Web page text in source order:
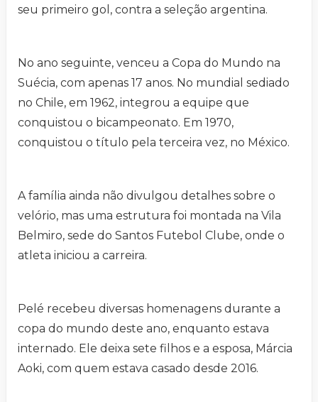
seu primeiro gol, contra a seleção argentina.
No ano seguinte, venceu a Copa do Mundo na
Suécia, com apenas 17 anos. No mundial sediado
no Chile, em 1962, integrou a equipe que
conquistou o bicampeonato. Em 1970,
conquistou o título pela terceira vez, no México.
A família ainda não divulgou detalhes sobre o
velório, mas uma estrutura foi montada na Vila
Belmiro, sede do Santos Futebol Clube, onde o
atleta iniciou a carreira.
Pelé recebeu diversas homenagens durante a
copa do mundo deste ano, enquanto estava
internado. Ele deixa sete filhos e a esposa, Márcia
Aoki, com quem estava casado desde 2016.